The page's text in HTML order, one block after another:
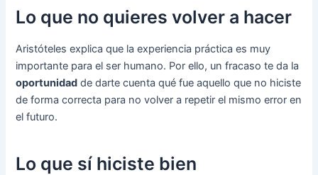
Lo que no quieres volver a hacer
Aristóteles explica que la experiencia práctica es muy
importante para el ser humano. Por ello, un fracaso te da la
oportunidad de darte cuenta qué fue aquello que no hiciste
de forma correcta para no volver a repetir el mismo error en
el futuro.
Lo que sí hiciste bien